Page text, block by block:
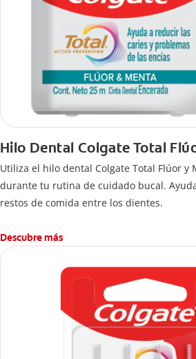
Hilo Dental Colgate Total
Utiliza el hilo dental Colgate Total Flúor y
durante tu rutina de cuidado bucal.
restos de comida entre los dientes.
Descubre más